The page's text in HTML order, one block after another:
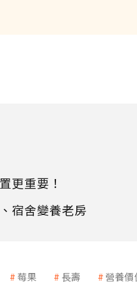
更重要！
宿舍變養老房
莓果 長壽
營養價